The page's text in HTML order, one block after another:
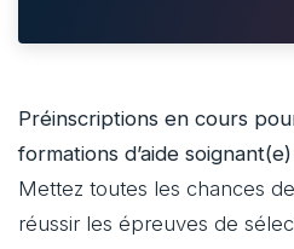
Préinscriptions en cours
formations d’aide
Mettez toutes les chances
réussir les épreuves de